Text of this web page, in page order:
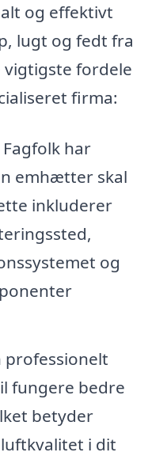
og effektivt
lugt og fedt fra
vigtigste fordele
firma:
Fagfolk har
emhætter skal
inkluderer
og
professionelt
fungere bedre
betyder
i dit